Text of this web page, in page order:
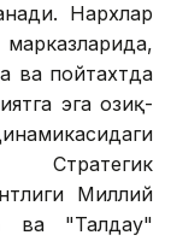
Нархлар
ва пойтахтда
эга озиқ-
Стратегик
Миллий
ва "Талдау"